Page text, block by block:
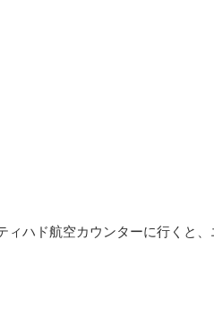
ィハド航空カウンターに行くと